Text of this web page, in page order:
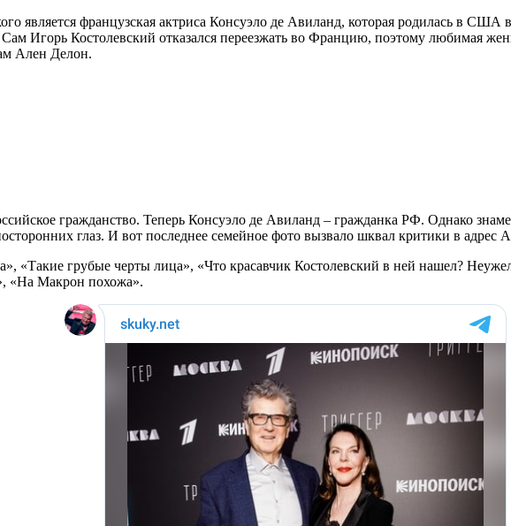
является французская актриса Консуэло де Авиланд, которая родилась в США
Игорь Костолевский отказался переезжать во Францию, поэтому любимая
Ален Делон.
гражданство. Теперь Консуэло де Авиланд – гражданка РФ. Однако
глаз. И вот последнее семейное фото вызвало шквал критики в адрес
«Такие грубые черты лица», «Что красавчик Костолевский в ней нашел?
«На Макрон похожа».